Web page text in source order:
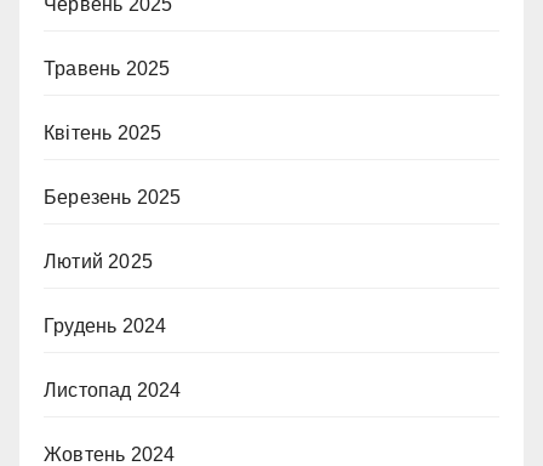
Червень 2025
Травень 2025
Квітень 2025
Березень 2025
Лютий 2025
Грудень 2024
Листопад 2024
Жовтень 2024